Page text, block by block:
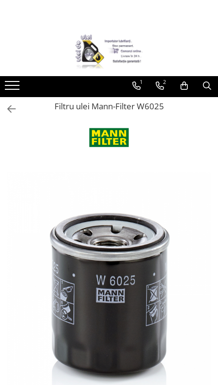
► Detailing si cosmetica
Curatare tapiterie auto
Curatare si intretinere piele
Plastice interioare
Accesorii spalare si uscare
Intretinere motor
Curatare generala
Restaurare faruri
Spalare si detailing rapid
Decontaminare vopsea
Intretinere vopsea
Dressing exterior
Intretinere barci
Recipiente si pulverizatoare
1 2
Filtru ulei Mann-Filter W6025